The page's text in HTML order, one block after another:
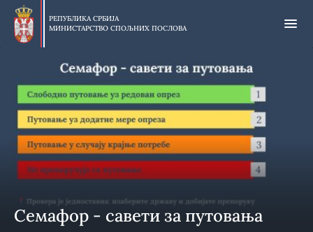
Прескочи
главни
део
РЕПУБЛИКА СРБИЈА
МИНИСТАРСТВО СПОЉНИХ ПОСЛОВА
Семафор - савети за путовања